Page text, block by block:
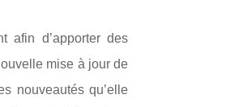
afin d’apporter des
mise à jour de
nouveautés qu’elle